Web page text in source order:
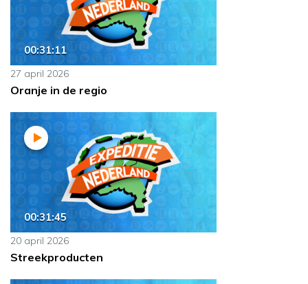
00:31:11
27 april 2026
Oranje in de regio
00:31:45
20 april 2026
Streekproducten